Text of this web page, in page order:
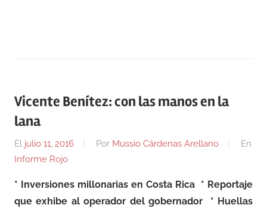
Vicente Benítez: con las manos en la
lana
El julio 11, 2016 Por Mussio Cárdenas Arellano
En
Informe Rojo
* Inversiones millonarias en Costa Rica * Reportaje
que exhibe al operador del gobernador * Huellas